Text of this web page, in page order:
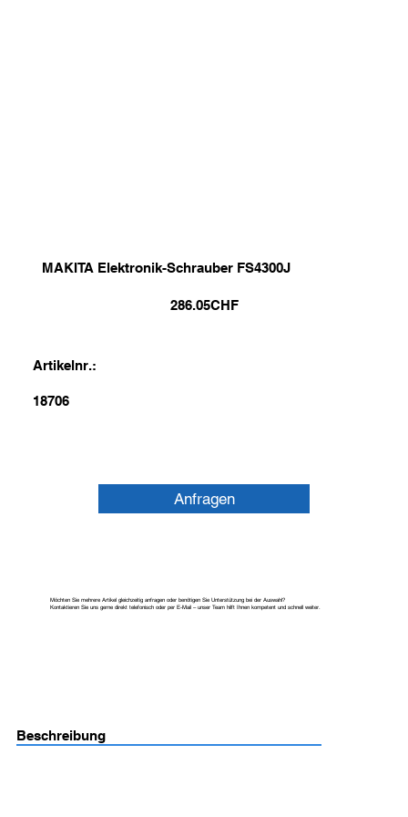
MAKITA Elektronik-Schrauber FS4300J
286.05CHF
Artikelnr.:
18706
Anfragen
Möchten Sie mehrere Artikel gleichzeitig anfragen oder benötigen Sie Unterstützung bei der Auswahl?
Kontaktieren Sie uns gerne direkt telefonisch oder per E-Mail – unser Team hilft Ihnen kompetent und schnell weiter.
Beschreibung